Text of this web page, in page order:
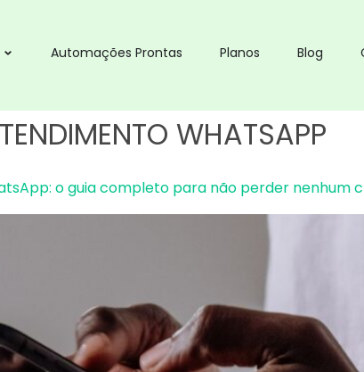
Automações Prontas Planos Blog
WHATSAPP
o guia completo para não perder nenhum